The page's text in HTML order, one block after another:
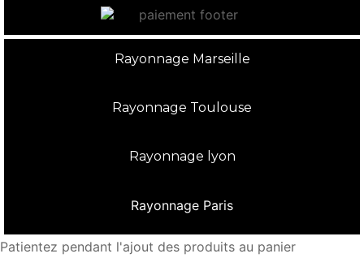
Rayonnage Marseille
Rayonnage Toulouse
Rayonnage lyon
Rayonnage Paris
Patientez pendant l'ajout des produits au panier